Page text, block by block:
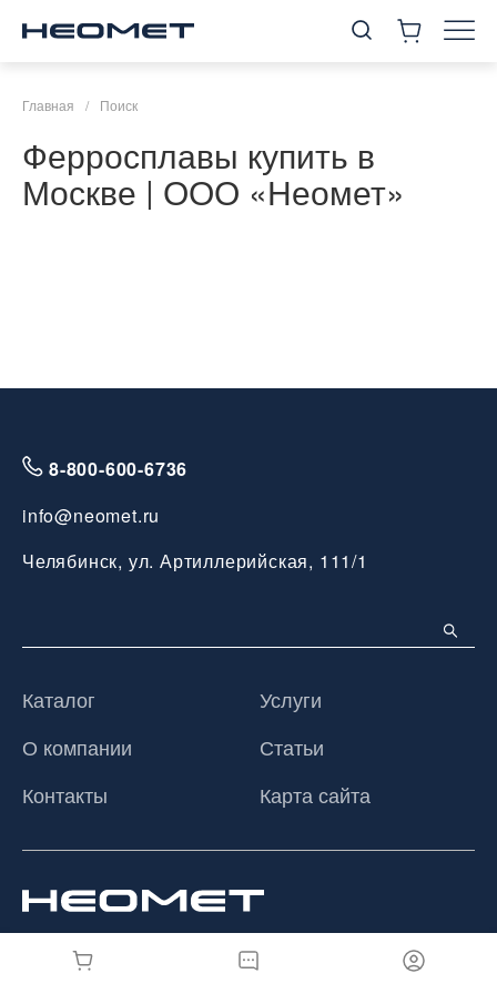
Главная / Поиск
Ферросплавы купить в
Москве | ООО «Неомет»
8-800-600-6736
info@neomet.ru
Челябинск, ул. Артиллерийская, 111/1
Каталог
Услуги
О компании
Статьи
Контакты
Карта сайта
© 2026 ООО «Неомет», Все права защищены